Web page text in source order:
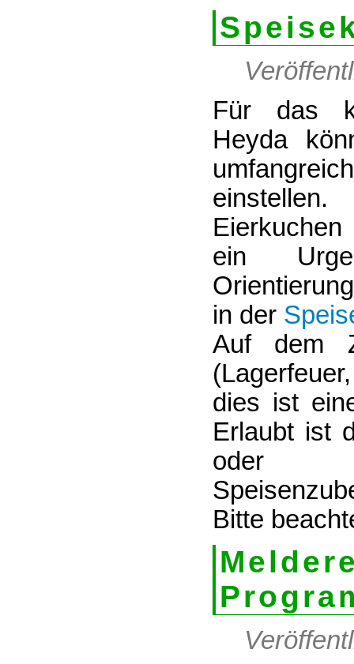
Für das
Heyda
ein
in der
Auf dem
dies ist
Erlaubt ist
oder
Bitte